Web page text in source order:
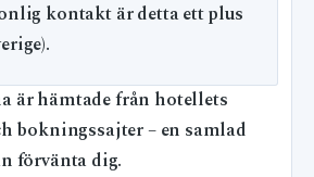
kontakt är detta ett plus
är hämtade från hotellets
bokningssajter – en samlad
förvänta dig.